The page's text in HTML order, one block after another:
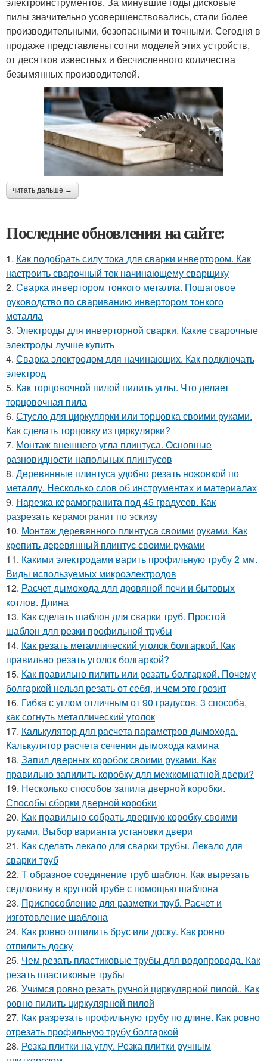
пилы значительно усовершенствовались, стали более
производительными, безопасными и точными. Сегодня в
продаже представлены сотни моделей этих устройств,
от десятков известных и бесчисленного количества
безымянных производителей.
читать дальше →
Последние обновления на сайте:
1. Как подобрать силу тока для сварки инвертором. Как
настроить сварочный ток начинающему сварщику
2. Сварка инвертором тонкого металла. Пошаговое
руководство по свариванию инвертором тонкого
металла
3. Электроды для инверторной сварки. Какие сварочные
электроды лучше купить
4. Сварка электродом для начинающих. Как подключать
электрод
5. Как торцовочной пилой пилить углы. Что делает
торцовочная пила
6. Стусло для циркулярки или торцовка своими руками.
Как сделать торцовку из циркулярки?
7. Монтаж внешнего угла плинтуса. Основные
разновидности напольных плинтусов
8. Деревянные плинтуса удобно резать ножовкой по
металлу. Несколько слов об инструментах и материалах
9. Нарезка керамогранита под 45 градусов. Как
разрезать керамогранит по эскизу
10. Монтаж деревянного плинтуса своими руками. Как
крепить деревянный плинтус своими руками
11. Какими электродами варить профильную трубу 2 мм.
Виды используемых микроэлектродов
12. Расчет дымохода для дровяной печи и бытовых
котлов. Длина
13. Как сделать шаблон для сварки труб. Простой
шаблон для резки профильной трубы
14. Как резать металлический уголок болгаркой. Как
правильно резать уголок болгаркой?
15. Как правильно пилить или резать болгаркой. Почему
болгаркой нельзя резать от себя, и чем это грозит
16. Гибка с углом отличным от 90 градусов. 3 способа,
как согнуть металлический уголок
17. Калькулятор для расчета параметров дымохода.
Калькулятор расчета сечения дымохода камина
18. Запил дверных коробок своими руками. Как
правильно запилить коробку для межкомнатной двери?
19. Несколько способов запила дверной коробки.
Способы сборки дверной коробки
20. Как правильно собрать дверную коробку своими
руками. Выбор варианта установки двери
21. Как сделать лекало для сварки трубы. Лекало для
сварки труб
22. Т образное соединение труб шаблон. Как вырезать
седловину в круглой трубе с помощью шаблона
23. Приспособление для разметки труб. Расчет и
изготовление шаблона
24. Как ровно отпилить брус или доску. Как ровно
отпилить доску
25. Чем резать пластиковые трубы для водопровода. Как
резать пластиковые трубы
26. Учимся ровно резать ручной циркулярной пилой.. Как
ровно пилить циркулярной пилой
27. Как разрезать профильную трубу по длине. Как ровно
отрезать профильную трубу болгаркой
28. Резка плитки на углу. Резка плитки ручным